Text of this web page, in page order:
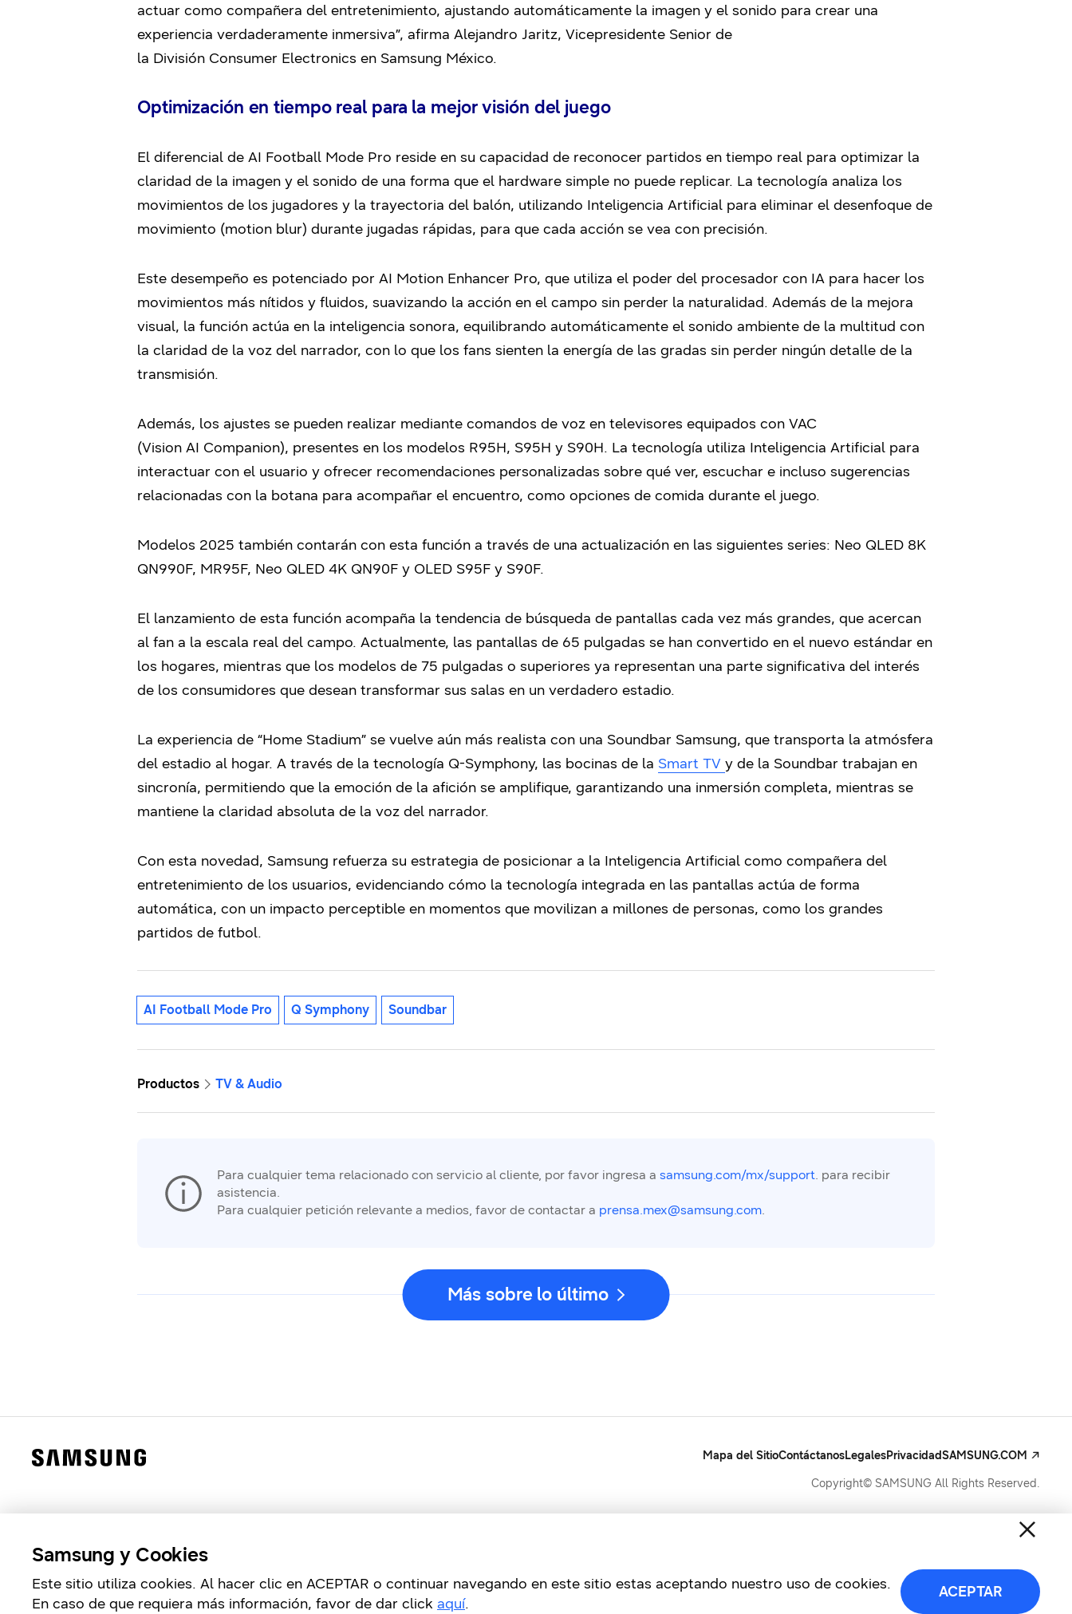
actuar como compañera del entretenimiento, ajustando automáticamente la imagen y el sonido para crear una
experiencia verdaderamente inmersiva”, afirma Alejandro Jaritz, Vicepresidente Senior de
la División Consumer Electronics en Samsung México.
Optimización en tiempo real para la mejor visión del juego
El diferencial de AI Football Mode Pro reside en su capacidad de reconocer partidos en tiempo real para optimizar la
claridad de la imagen y el sonido de una forma que el hardware simple no puede replicar. La tecnología analiza los
movimientos de los jugadores y la trayectoria del balón, utilizando Inteligencia Artificial para eliminar el desenfoque de
movimiento (motion blur) durante jugadas rápidas, para que cada acción se vea con precisión.
Este desempeño es potenciado por AI Motion Enhancer Pro, que utiliza el poder del procesador con IA para hacer los
movimientos más nítidos y fluidos, suavizando la acción en el campo sin perder la naturalidad. Además de la mejora
visual, la función actúa en la inteligencia sonora, equilibrando automáticamente el sonido ambiente de la multitud con
la claridad de la voz del narrador, con lo que los fans sienten la energía de las gradas sin perder ningún detalle de la
transmisión.
Además, los ajustes se pueden realizar mediante comandos de voz en televisores equipados con VAC
(Vision AI Companion), presentes en los modelos R95H, S95H y S90H. La tecnología utiliza Inteligencia Artificial para
interactuar con el usuario y ofrecer recomendaciones personalizadas sobre qué ver, escuchar e incluso sugerencias
relacionadas con la botana para acompañar el encuentro, como opciones de comida durante el juego.
Modelos 2025 también contarán con esta función a través de una actualización en las siguientes series: Neo QLED 8K
QN990F, MR95F, Neo QLED 4K QN90F y OLED S95F y S90F.
El lanzamiento de esta función acompaña la tendencia de búsqueda de pantallas cada vez más grandes, que acercan
al fan a la escala real del campo. Actualmente, las pantallas de 65 pulgadas se han convertido en el nuevo estándar en
los hogares, mientras que los modelos de 75 pulgadas o superiores ya representan una parte significativa del interés
de los consumidores que desean transformar sus salas en un verdadero estadio.
La experiencia de “Home Stadium” se vuelve aún más realista con una Soundbar Samsung, que transporta la atmósfera
del estadio al hogar. A través de la tecnología Q-Symphony, las bocinas de la Smart TV y de la Soundbar trabajan en
sincronía, permitiendo que la emoción de la afición se amplifique, garantizando una inmersión completa, mientras se
mantiene la claridad absoluta de la voz del narrador.
Con esta novedad, Samsung refuerza su estrategia de posicionar a la Inteligencia Artificial como compañera del
entretenimiento de los usuarios, evidenciando cómo la tecnología integrada en las pantallas actúa de forma
automática, con un impacto perceptible en momentos que movilizan a millones de personas, como los grandes
partidos de futbol.
AI Football Mode Pro Q Symphony Soundbar
Productos TV & Audio
Para cualquier tema relacionado con servicio al cliente, por favor ingresa a samsung.com/mx/support. para recibir
asistencia.
Para cualquier petición relevante a medios, favor de contactar a prensa.mex@samsung.com.
Más sobre lo último
Mapa del SitioContáctanosLegalesPrivacidadSAMSUNG.COM
Copyright© SAMSUNG All Rights Reserved.
Samsung y Cookies
Este sitio utiliza cookies. Al hacer clic en ACEPTAR o continuar navegando en este sitio estas aceptando nuestro uso de cookies.
En caso de que requiera más información, favor de dar click aquí.
ACEPTAR